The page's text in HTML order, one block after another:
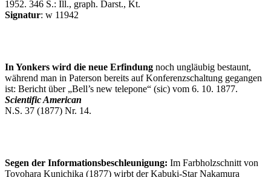
1952. 346 S.: Ill., graph. Darst., Kt.
Signatur: w 11942
In Yonkers wird die neue Erfindung noch ungläubig bestaunt,
während man in Paterson bereits auf Konferenzschaltung gegangen
ist: Bericht über „Bell’s new telepone“ (sic) vom 6. 10. 1877.
Scientific American
N.S. 37 (1877) Nr. 14.
Segen der Informationsbeschleunigung: Im Farbholzschnitt von
Toyohara Kunichika (1877) wirbt der Kabuki-Star Nakamura